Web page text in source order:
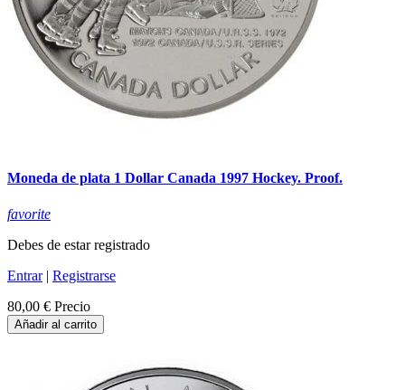
Moneda de plata 1 Dollar Canada 1997 Hockey. Proof.
favorite
Debes de estar registrado
Entrar| Registrarse
80,00 € Precio
Añadir al carrito